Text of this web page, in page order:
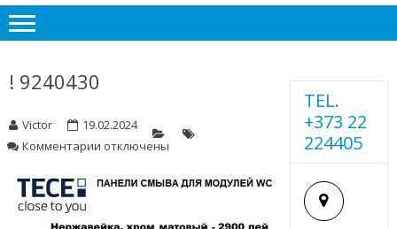
! 9240430
Victor
19.02.2024
Комментарии к
!
отключены
TEL.
+373 22
224405